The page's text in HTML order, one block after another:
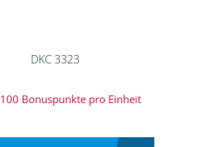
100 Bonuspunkte pro Einheit